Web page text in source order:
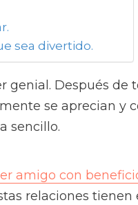
sea divertido.
genial. Después de
se aprecian y
sencillo.
amigo con
relaciones tienen